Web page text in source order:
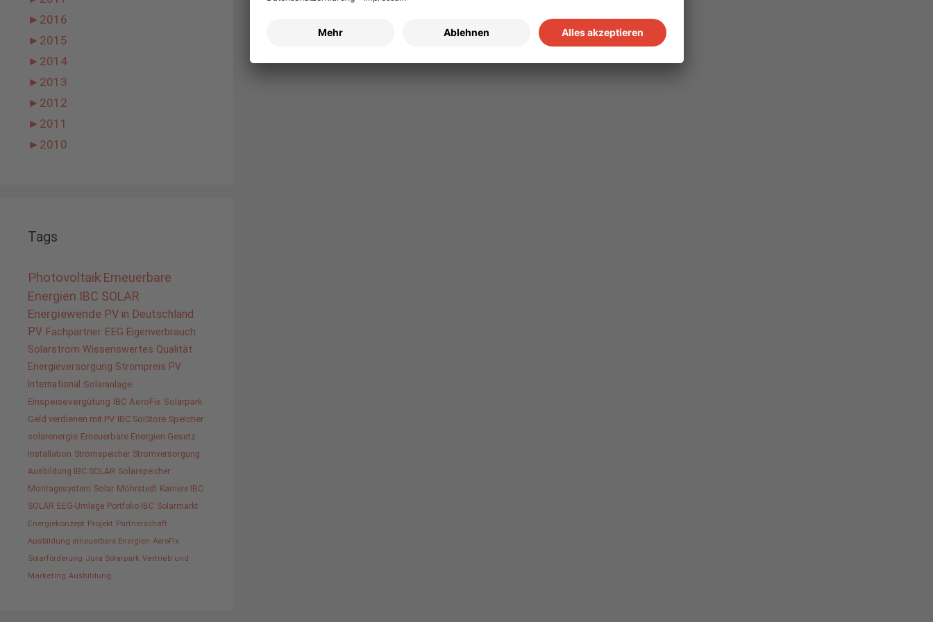
► 2016
► 2015
► 2014
► 2013
► 2012
► 2011
► 2010
Tags
Photovoltaik Erneuerbare
Energien IBC SOLAR
Energiewende PV in Deutschland
PV Fachpartner EEG Eigenverbrauch
Solarstrom Wissenswertes Qualität
Energieversorgung Strompreis PV
International Solaranlage
Einspeisevergütung IBC AeroFix Solarpark
Geld verdienen mit PV IBC SolStore Speicher
solarenergie Erneuerbare Energien Gesetz
Installation Stromspeicher Stromversorgung
Ausbildung IBC SOLAR Solarspeicher
Montagesystem Solar Möhrstedt Karriere IBC
SOLAR EEG-Umlage Portfolio IBC Solarmarkt
Energiekonzept Projekt Partnerschaft
Ausbildung erneuerbare Energien AeroFix
Solarförderung Jura Solarpark Vertrieb und
Marketing Ausbildung